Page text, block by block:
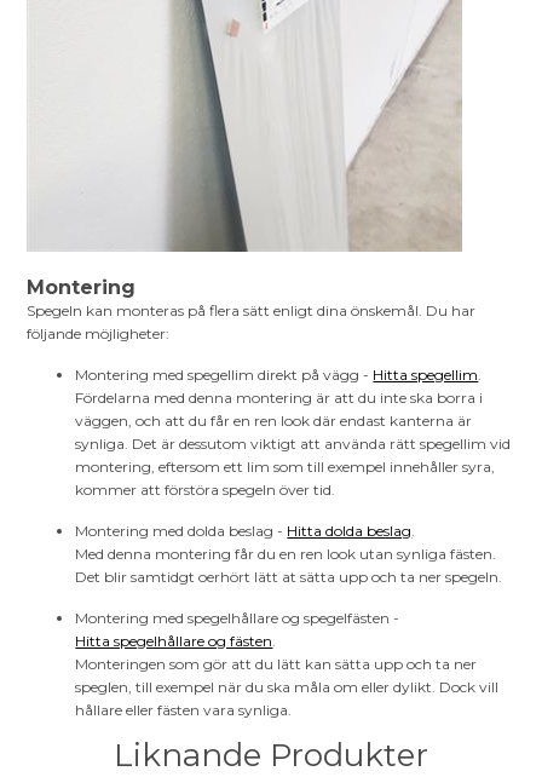
Montering
Spegeln kan monteras på flera sätt enligt dina önskemål. Du har
följande möjligheter:
Montering med spegellim direkt på vägg - Hitta spegellim.
Fördelarna med denna montering är att du inte ska borra i
väggen, och att du får en ren look där endast kanterna är
synliga. Det är dessutom viktigt att använda rätt spegellim vid
montering, eftersom ett lim som till exempel innehåller syra,
kommer att förstöra spegeln över tid.
Montering med dolda beslag - Hitta dolda beslag.
Med denna montering får du en ren look utan synliga fästen.
Det blir samtidgt oerhört lätt at sätta upp och ta ner spegeln.
Montering med spegelhållare og spegelfästen -
Hitta spegelhållare og fästen.
Monteringen som gör att du lätt kan sätta upp och ta ner
speglen, till exempel när du ska måla om eller dylikt. Dock vill
hållare eller fästen vara synliga.
Liknande Produkter